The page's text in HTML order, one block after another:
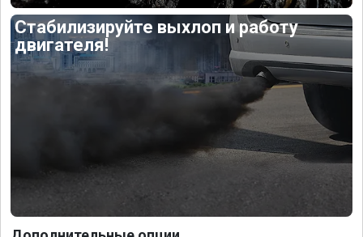
Стабилизируйте выхлоп и работу
двигателя!